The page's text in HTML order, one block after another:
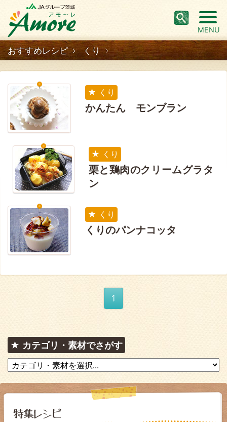
MENU
おすすめレシピ くり
くり
かんたん モンブラン
くり
栗と鶏肉のクリームグラタ
ン
くり
くりのパンナコッタ
1
カテゴリ・素材でさがす